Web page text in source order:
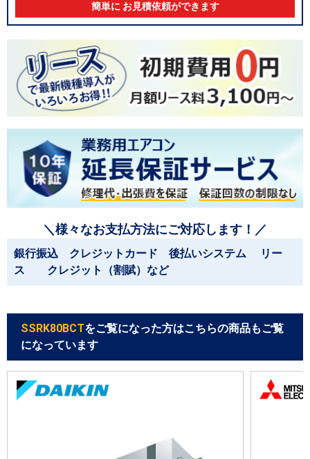
簡単に お見積依頼ができます
＼様々なお支払方法にご対応します！／
銀行振込 クレジットカード 後払いシステム リー
ス クレジット（割賦）など
SSRK80BCTをご覧になった方はこちらの商品もご覧
になっています